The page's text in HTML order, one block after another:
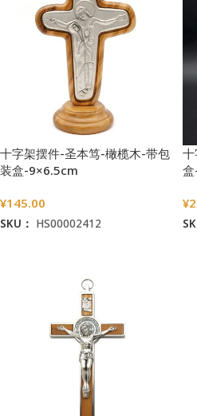
十字架摆件-圣本笃-橄榄木-带包
装盒-9×6.5cm
¥145.00
SKU： HS00002412
¥